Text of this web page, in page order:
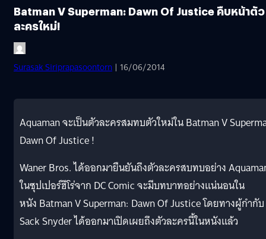
Batman V Superman: Dawn Of Justice คืบหน้าตัว
ละครใหม่!
Surasak Siriprapasoontorn | 16/06/2014
Aquaman จะเป็นตัวละครสมทบตัวใหม่ใน Batman V
Dawn Of Justice !
Waner Bros. ได้ออกมายืนยันถึงตัวละครสบทบอย่าง
ในซุปเปอร์ฮีโร่จาก DC Comic จะมีบทบาทอย่างแน่นอนใน
หนัง Batman V Superman: Dawn Of Justice โดยทางผู้กำกับ
Sack Snyder ได้ออกมาเปิดเผยถึงตัวละครนี้ในหนังแล้ว